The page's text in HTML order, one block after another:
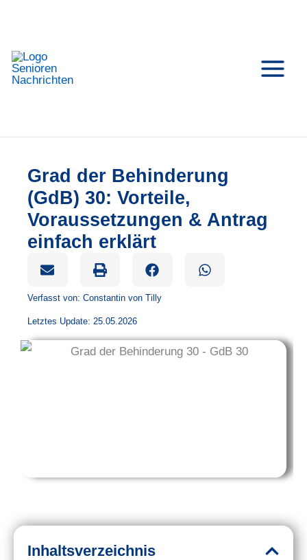
springen
Grad der Behinderung
(GdB) 30: Vorteile,
Voraussetzungen & Antrag
einfach erklärt
Verfasst von: Constantin von Tilly
Letztes Update: 25.05.2026
Inhaltsverzeichnis